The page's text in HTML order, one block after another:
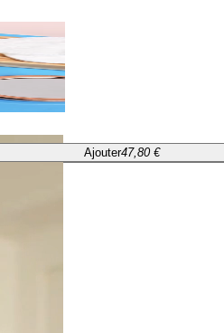
Ajouter47,80 €
Ajouter47,80 €